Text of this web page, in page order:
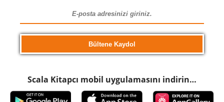
Scala Kitapcı mobil uygulamasını indirin…